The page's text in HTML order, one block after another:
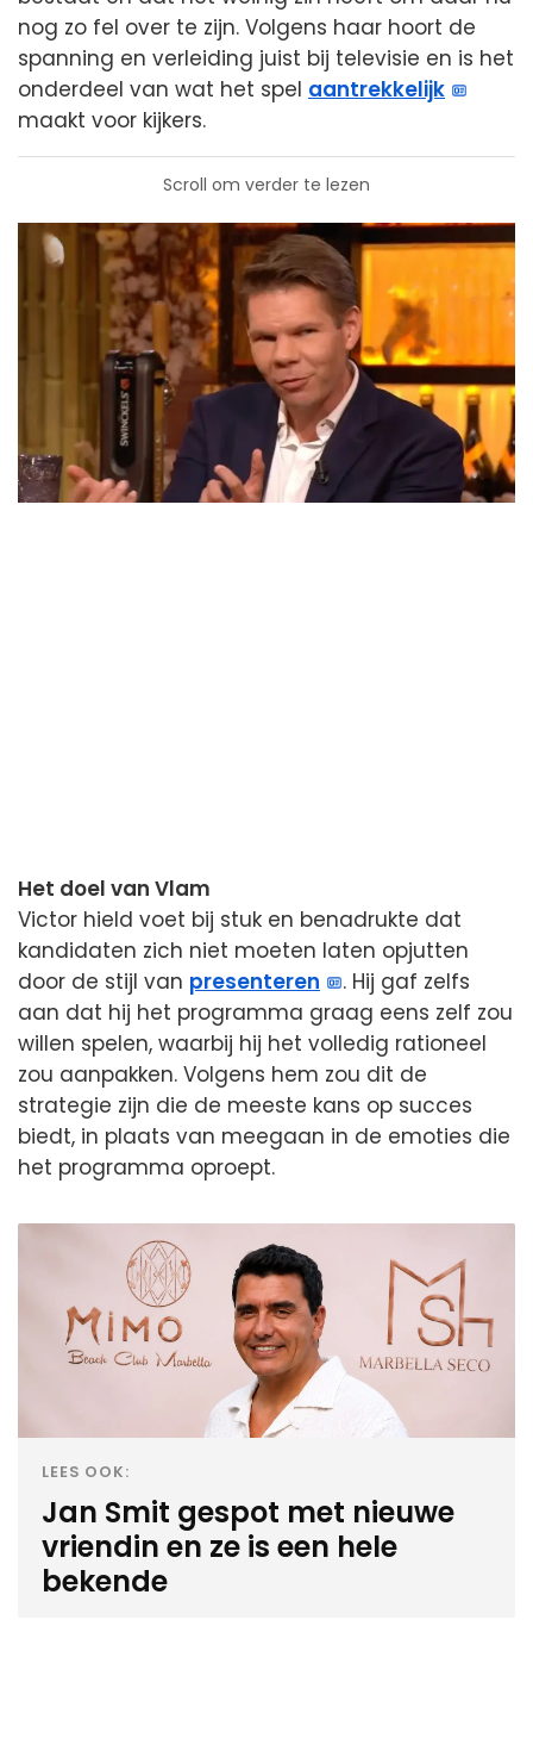
nog zo fel over te zijn. Volgens haar hoort de
spanning en verleiding juist bij televisie en is het
onderdeel van wat het spel aantrekkelijk
maakt voor kijkers.
Scroll om verder te lezen
Het doel van Vlam
Victor hield voet bij stuk en benadrukte dat
kandidaten zich niet moeten laten opjutten
door de stijl van presenteren
. Hij gaf zelfs
aan dat hij het programma graag eens zelf zou
willen spelen, waarbij hij het volledig rationeel
zou aanpakken. Volgens hem zou dit de
strategie zijn die de meeste kans op succes
biedt, in plaats van meegaan in de emoties die
het programma oproept.
LEES OOK:
Jan Smit gespot met nieuwe
vriendin en ze is een hele
bekende